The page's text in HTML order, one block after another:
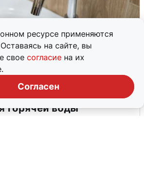
ресурсе применяются
на сайте, вы
свое согласие на их
Согласен
перенесли сроки
горячей воды